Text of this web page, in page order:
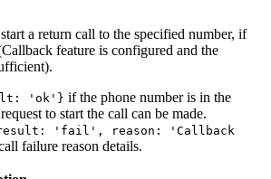
a return call to the specified number, if
feature is configured and the
'ok'} if the phone number is in the
to start the call can be made.
'fail', reason: 'Callback
failure reason details.